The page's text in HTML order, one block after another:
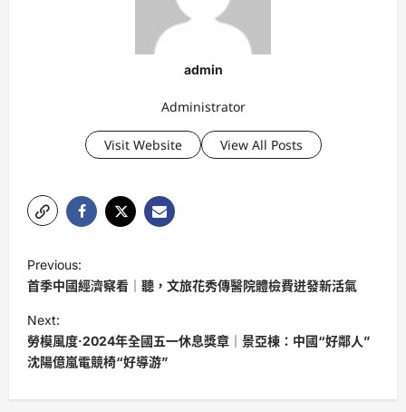
admin
Administrator
Visit Website View All Posts
o
s
t
n
a
Previous:
首季中國經濟察看｜聽，文旅花秀傳醫院體檢費迸發新活氣
Next:
勞模風度·2024年全國五一休息獎章｜景亞棟：中國“好鄰人”
沈陽億嵐電競椅“好導游”